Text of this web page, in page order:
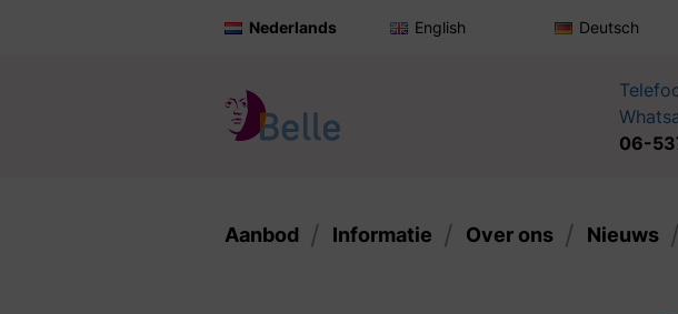
Nederlands English Deutsch
06-
Aanbod Informatie Over ons Nieuws